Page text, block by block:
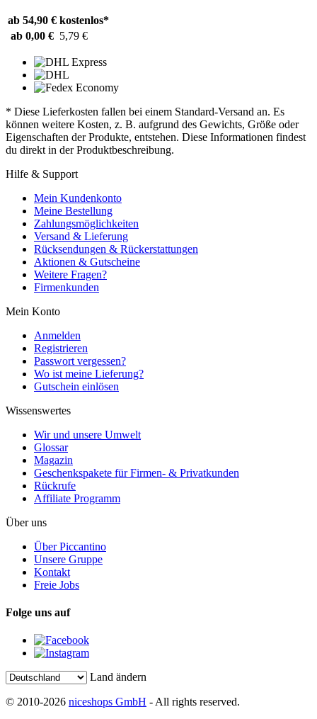
ab 54,90 € kostenlos*
ab 0,00 € 5,79 €
* Diese Lieferkosten fallen bei einem Standard-Versand an. Es
können weitere Kosten, z. B. aufgrund des Gewichts, Größe oder
Eigenschaften der Produkte, entstehen. Diese Informationen findest
du direkt in der Produktbeschreibung.
Hilfe & Support
Mein Kundenkonto
Meine Bestellung
Zahlungsmöglichkeiten
Versand & Lieferung
Rücksendungen & Rückerstattungen
Aktionen & Gutscheine
Weitere Fragen?
Firmenkunden
Mein Konto
Anmelden
Registrieren
Passwort vergessen?
Wo ist meine Lieferung?
Gutschein einlösen
Wissenswertes
Wir und unsere Umwelt
Glossar
Magazin
Geschenkspakete für Firmen- & Privatkunden
Rückrufe
Affiliate Programm
Über uns
Über Piccantino
Unsere Gruppe
Kontakt
Freie Jobs
Folge uns auf
Land ändern
© 2010-2026 niceshops GmbH - All rights reserved.